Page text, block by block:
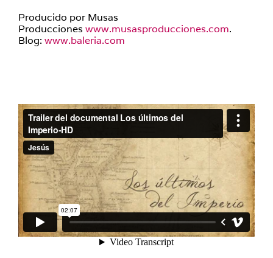
Producido por Musas
Producciones www.musasproducciones.com.
Blog: www.baleria.com